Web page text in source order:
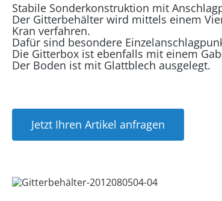
Stabile Sonderkonstruktion mit
Der Gitterbehälter wird mittels einem
Kran verfahren.
Dafür sind besondere
Die Gitterbox ist ebenfalls mit einem
Der Boden ist mit Glattblech ausgelegt.
Jetzt Ihren Artikel anfragen